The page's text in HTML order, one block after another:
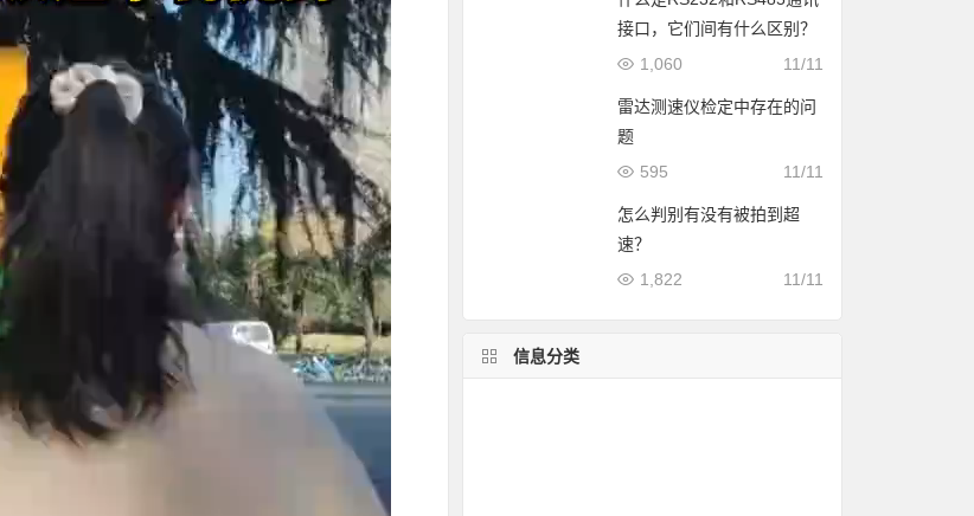
接口，它们间有什么区别？
11/11
1,060
雷达测速仪检定中存在的问
题
11/11
595
怎么判别有没有被拍到超
速？
11/11
1,822
信息分类